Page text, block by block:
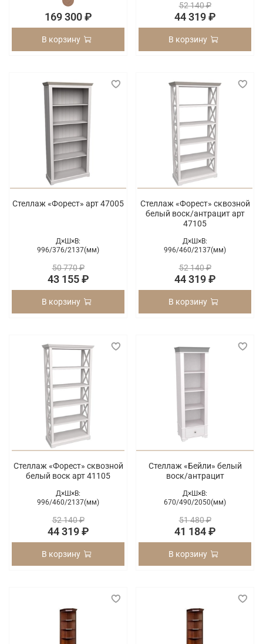
169 300 ₽
В корзину
52 140 ₽
44 319 ₽
В корзину
Стеллаж «Форест» арт 47005
Д×Ш×В:
996/376/2137(мм)
50 770 ₽
43 155 ₽
В корзину
Стеллаж «Форест» сквозной
белый воск/антрацит арт
47105
Д×Ш×В:
996/460/2137(мм)
52 140 ₽
44 319 ₽
В корзину
Стеллаж «Форест» сквозной
белый воск арт 41105
Д×Ш×В:
996/460/2137(мм)
52 140 ₽
44 319 ₽
В корзину
Стеллаж «Бейли» белый
воск/антрацит
Д×Ш×В:
670/490/2050(мм)
51 480 ₽
41 184 ₽
В корзину